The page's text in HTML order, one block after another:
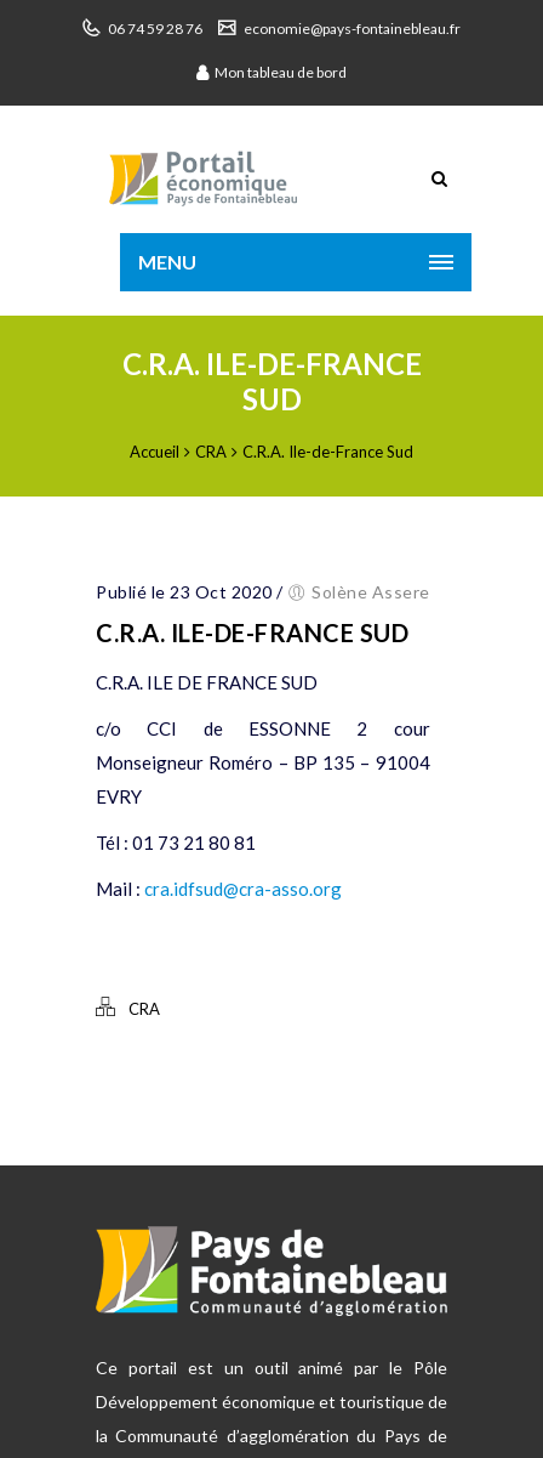
06 74 59 28 76 economie@pays-fontainebleau.fr
Mon tableau de bord
MENU
C.R.A. ILE-DE-FRANCE
SUD
Accueil CRA C.R.A. Ile-de-France Sud
Publié le 23 Oct 2020 / Solène Assere
C.R.A. ILE-DE-FRANCE SUD
C.R.A. ILE DE FRANCE SUD
c/o CCI de ESSONNE 2 cour
Monseigneur Roméro – BP 135 – 91004
EVRY
Tél : 01 73 21 80 81
Mail : cra.idfsud@cra-asso.org
CRA
Ce portail est un outil animé par le Pôle
Développement économique et touristique de
la Communauté d’agglomération du Pays de